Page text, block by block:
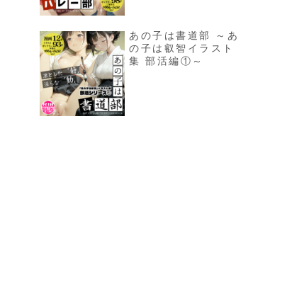
あの子は書道部 ～あ
の子は叡智イラスト
集 部活編①～